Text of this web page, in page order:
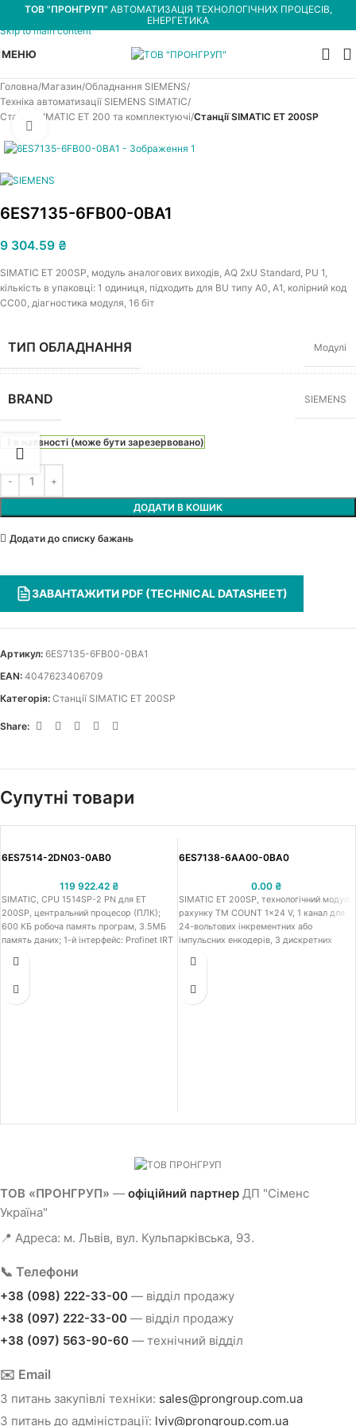
Skip to navigation
Skip to main content
ТОВ "ПРОНГРУП" АВТОМАТИЗАЦІЯ ТЕХНОЛОГІЧНИХ ПРОЦЕСІВ,
ЕНЕРГЕТИКА
МЕНЮ
Головна Магазин Обладнання SIEMENS
Техніка автоматизації SIEMENS SIMATIC
Станції SIMATIC ET 200 та комплектуючі Станції SIMATIC ET 200SP
6ES7135-6FB00-0BA1
9 304.59 ₴
SIMATIC ET 200SP, модуль аналогових виходів, AQ 2xU Standard, PU 1,
кількість в упаковці: 1 одиниця, підходить для BU типу A0, A1, колірний код
CC00, діагностика модуля, 16 біт
ТИП ОБЛАДНАННЯ Модулі
BRAND SIEMENS
1 в наявності (може бути зарезервовано)
ДОДАТИ В КОШИК
Додати до списку бажань
ЗАВАНТАЖИТИ PDF (TECHNICAL DATASHEET)
EAN: 4047623406709
Артикул: 6ES7135-6FB00-0BA1
Категорія: Станції SIMATIC ET 200SP
Share:
Супутні товари
6ES7514-2DN03-0AB0
119 922.42 ₴
SIMATIC, CPU 1514SP-2 PN для ET
200SP, центральний процесор (ПЛК);
600 КБ робоча память програм, 3.5МБ
память даних; 1-й інтерфейс: Profinet IRT
інтерфейс: Profinet RT; час обробки
нс для операцій з словами, 9 нс для
6ES7138-6AA00-0BA0
0.00 ₴
SIMATIC ET 200SP, технологічний модуль
рахунку TM COUNT 1x24 V, 1 канал для
24-вольтових інкрементних або
імпульсних енкодерів, 3 дискретних
для установки на базовий блок BU типу
ТОВ «ПРОНГРУП» — офіційний партнер ДП "Сіменс
Україна"
📍 Адреса: м. Львів, вул. Кульпарківська, 93.
📞 Телефони
+38 (098) 222-33-00 — відділ продажу
+38 (097) 222-33-00 — відділ продажу
+38 (097) 563-90-60 — технічний відділ
✉️ Email
З питань закупівлі техніки: sales@prongroup.com.ua
З питань до адміністрації: lviv@prongroup.com.ua